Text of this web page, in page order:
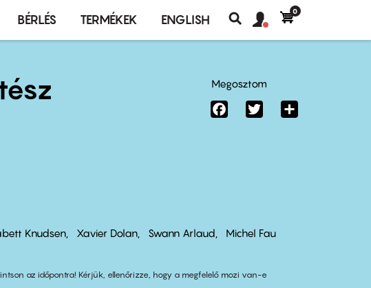
BÉRLÉS TERMÉKEK ENGLISH
Keresés
fiók
Felhasználói
0
Knudsen Xavier Dolan Swann Arlaud
Michel Fau
az időpontra! Kérjük, ellenőrizze, hogy a megfelelő mozi van-e
Megosztom
FacebookTwitter